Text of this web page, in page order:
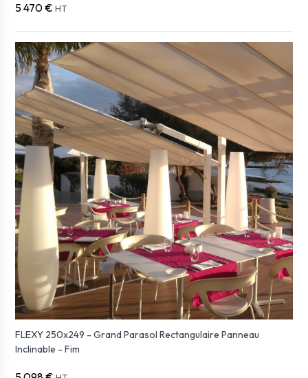
5 470 € HT
FLEXY 250x249 - Grand Parasol Rectangulaire Panneau
Inclinable - Fim